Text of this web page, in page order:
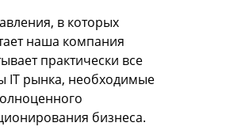
в которых
наша компания
практически все
IT рынка, необходимые
бизнеса.